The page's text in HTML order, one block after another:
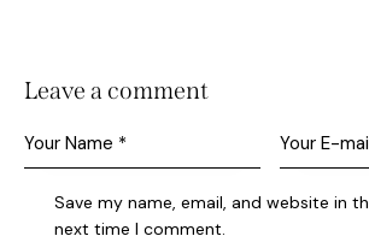
Leave a comment
Save my name, email, and website in
next time I comment.